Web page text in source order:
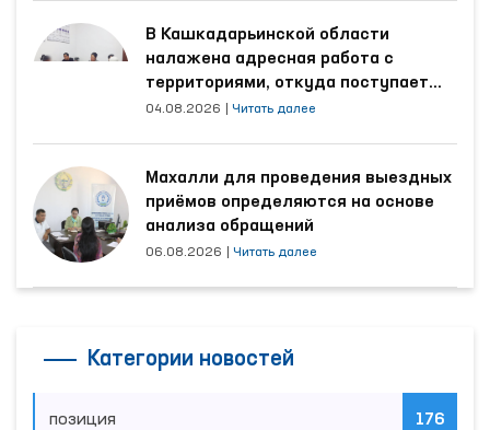
В Кашкадарьинской области
налажена адресная работа с
территориями, откуда поступает
наибольшее количество обращений
04.08.2026 Читать далее
Махалли для проведения выездных
приёмов определяются на основе
анализа обращений
06.08.2026 Читать далее
Категории новостей
позиция 176